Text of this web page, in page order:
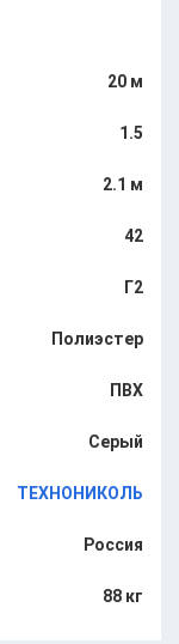
2,10
рулоны
на
Во время
от прямых
20 м
1.5
2.1 м
42
Г2
Полиэстер
ПВХ
Серый
ТЕХНОНИКОЛЬ
Россия
88 кг